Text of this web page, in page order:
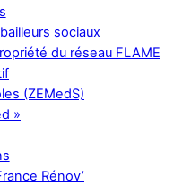
sociaux
du réseau FLAME
(ZEMedS)
»
Rénov’